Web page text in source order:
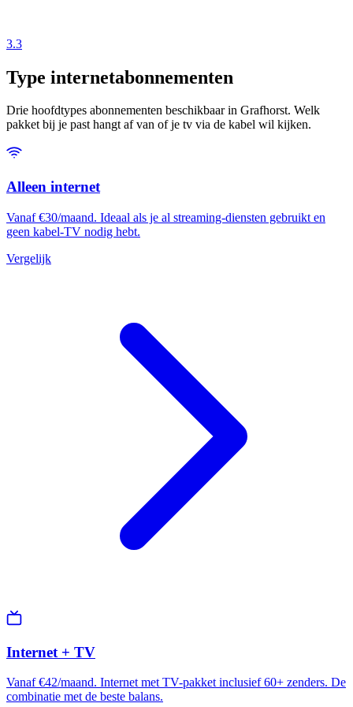
3.3
Type internetabonnementen
Drie hoofdtypes abonnementen beschikbaar in Grafhorst. Welk
pakket bij je past hangt af van of je tv via de kabel wil kijken.
Alleen internet
Vanaf €30/maand. Ideaal als je al streaming-diensten gebruikt en
geen kabel-TV nodig hebt.
Vergelijk
Internet + TV
Vanaf €42/maand. Internet met TV-pakket inclusief 60+ zenders. De
combinatie met de beste balans.